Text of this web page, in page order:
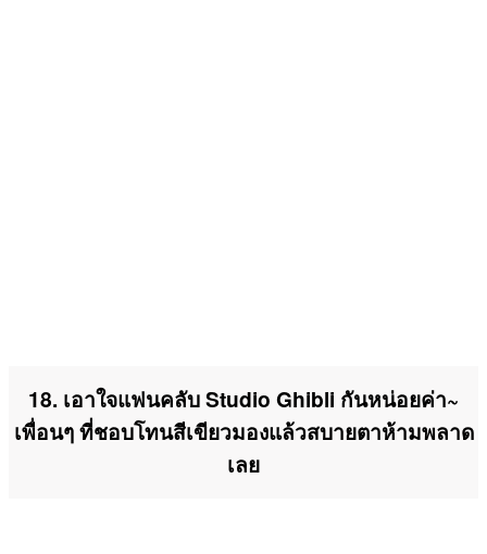
18. เอาใจแฟนคลับ Studio Ghibli กันหน่อยค่า~
เพื่อนๆ ที่ชอบโทนสีเขียวมองแล้วสบายตาห้ามพลาด
เลย